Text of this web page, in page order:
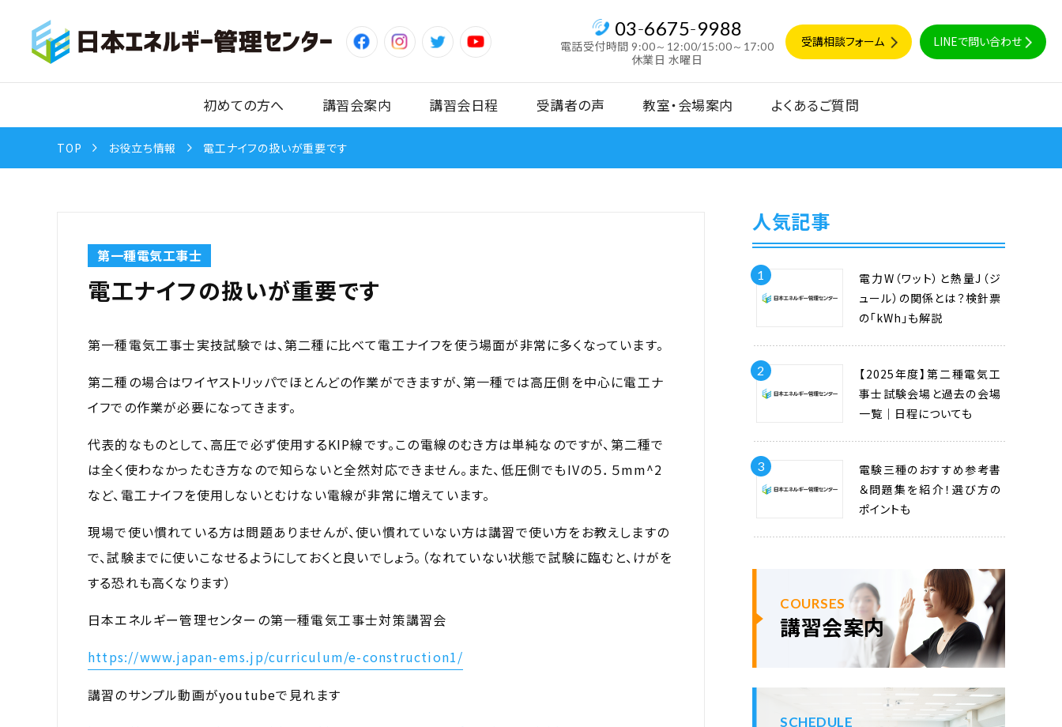
03-6675-9988
電話受付時間 9:00～12:00/15:00～17:00
休業日 水曜日
受講相談フォーム LINEで問い合わせ
初めての方へ 講習会案内 講習会日程 受講者の声 教室・会場案内 よくあるご質問
TOP お役立ち情報 電工ナイフの扱いが重要です
第一種電気工事士
電工ナイフの扱いが重要です
第一種電気工事士実技試験では、第二種に比べて電工ナイフを使う場面が非常に多くなっています。
第二種の場合はワイヤストリッパでほとんどの作業ができますが、第一種では高圧側を中心に電工ナ
イフでの作業が必要になってきます。
代表的なものとして、高圧で必ず使用するKIP線です。この電線のむき方は単純なのですが、第二種で
は全く使わなかったむき方なので知らないと全然対応できません。また、低圧側でもIVの５．５mm^2
など、電工ナイフを使用しないとむけない電線が非常に増えています。
現場で使い慣れている方は問題ありませんが、使い慣れていない方は講習で使い方をお教えしますの
で、試験までに使いこなせるようにしておくと良いでしょう。（なれていない状態で試験に臨むと、けがを
する恐れも高くなります）
日本エネルギー管理センターの第一種電気工事士対策講習会
https://www.japan-ems.jp/curriculum/e-construction1/
講習のサンプル動画がyoutubeで見れます
人気記事
1
電力W（ワット）と熱量J（ジ
ュール）の関係とは？検針票
の「kWh」も解説
2
【2025年度】第二種電気工
事士試験会場と過去の会場
一覧｜日程についても
3
電験三種のおすすめ参考書
＆問題集を紹介！選び方の
ポイントも
COURSES
講習会案内
SCHEDULE